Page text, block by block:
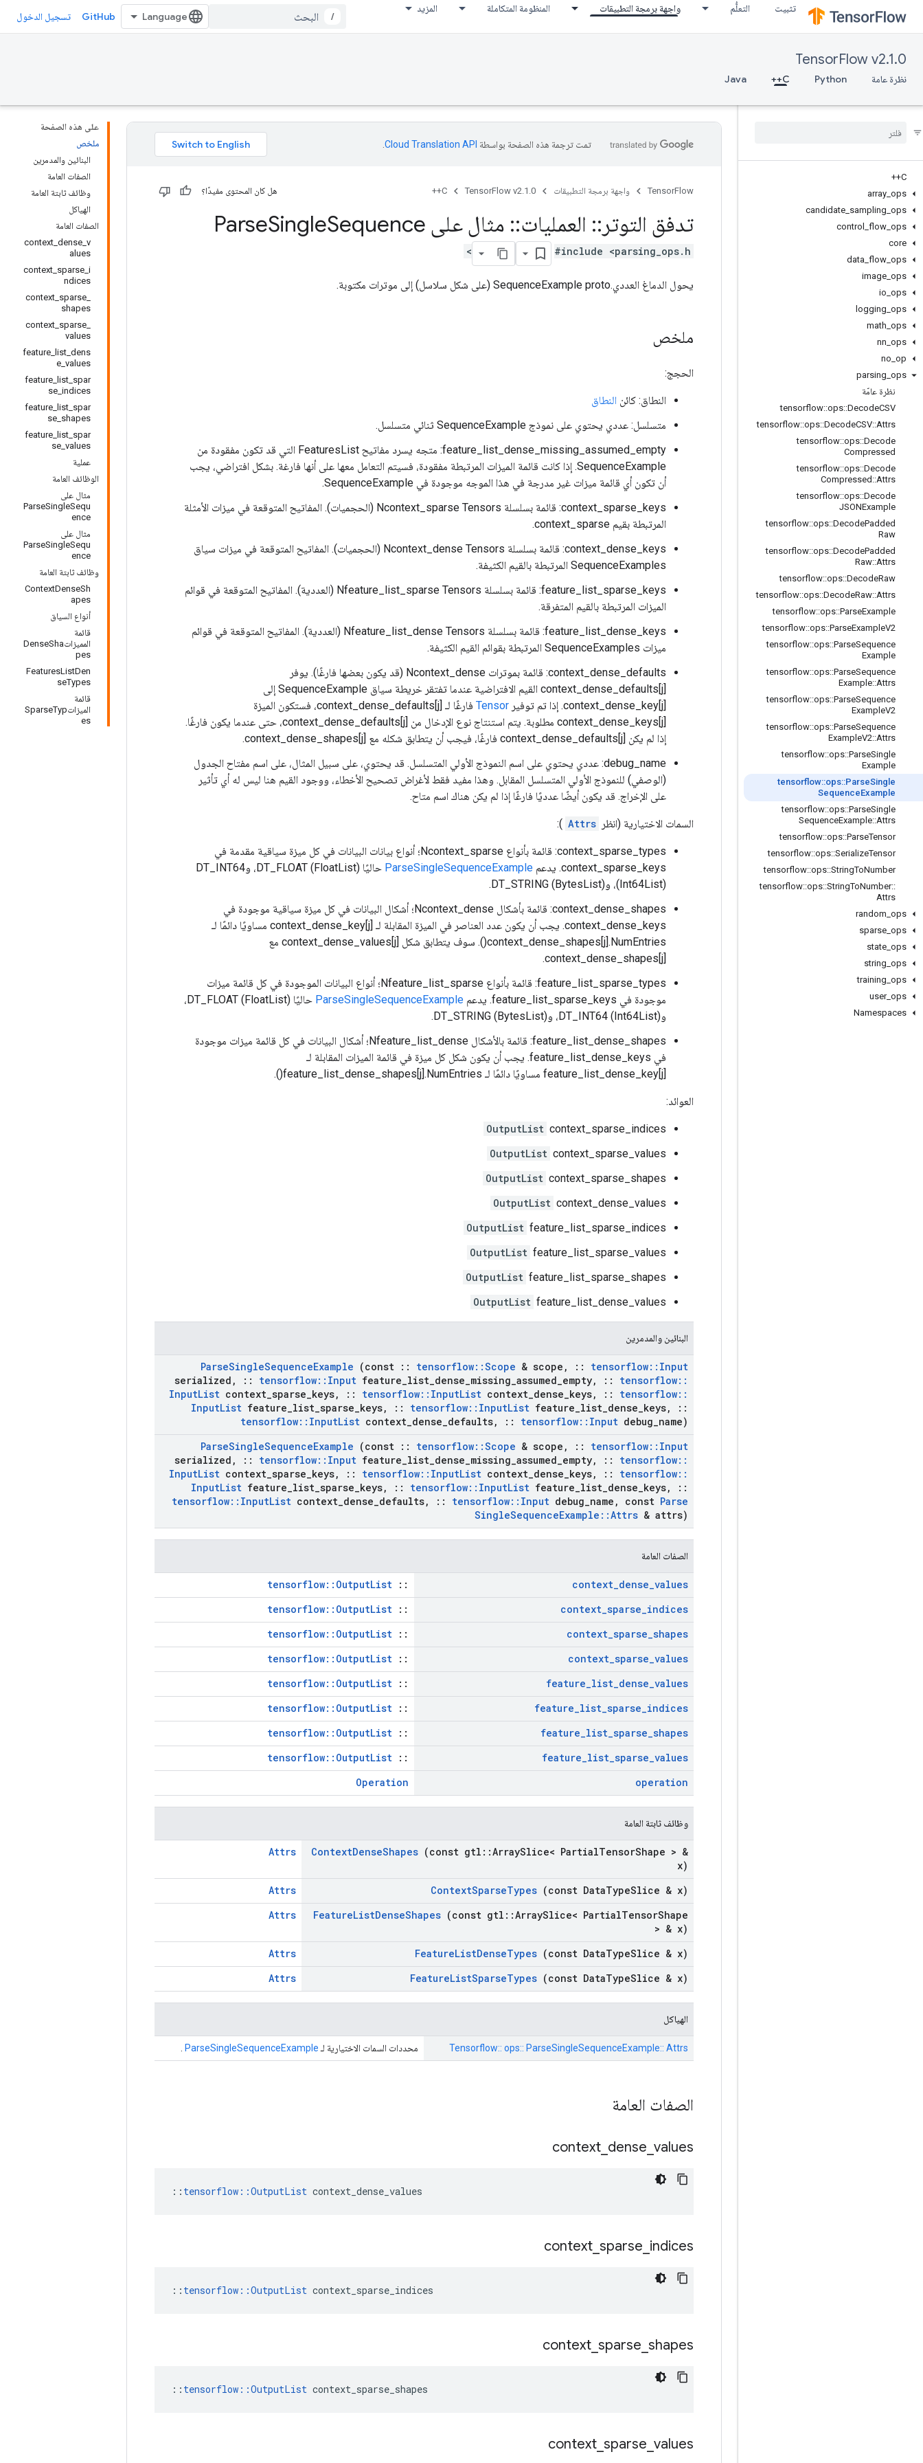
تثبيت التعلُّم واجهة برمجة التطبيقات المنظومة المتكاملة المزيد
/
GitHub تسجيل الدخول
TensorFlow v2.1.0
نظرة عامة Python
C++
Java
C++
array ops
candidate sampling ops
control
flow ops
core
data flow ops
image ops
io ops
logging ops
math ops
nn ops
no op
parsing ops
نظرة عامّة
tensorflow::ops::DecodeCSV
tensorflow::ops::DecodeCSV::Attrs
tensorflow::ops::Decode
Compressed
tensorflow::ops::Decode
Compressed ::Attrs
tensorflow::ops::Decode
JSONExample
tensorflow::ops::DecodePadded
Raw
tensorflow::ops::DecodePadded
Raw::Attrs
tensorflow::ops::DecodeRaw
tensorflow::ops::DecodeRaw::Attrs
tensorflow::ops::ParseExample
tensorflow::ops::ParseExampleV2
tensorflow::ops::ParseSequence
Example
tensorflow::ops::ParseSequence
Example::Attrs
tensorflow::ops::ParseSequence
ExampleV2
tensorflow::ops::ParseSequence
ExampleV2::Attrs
tensorflow::ops::ParseSingle
Example
tensorflow::ops::ParseSingle
SequenceExample
tensorflow::ops::ParseSingle
SequenceExample::Attrs
tensorflow::ops::ParseTensor
tensorflow::ops::SerializeTensor
tensorflow::ops::StringToNumber
tensorflow::ops::StringToNumber::
Attrs
random ops
sparse ops
state ops
string ops
training ops
user_ ops
Namespaces
على هذه الصفحة
ملخص
البنائين والمدمرين
الصفات العامة
وظائف ثابتة العامة
الهياكل
الصفات العامة
context_dense_v
alues
context_sparse_i
ndices
context_sparse_
shapes
context_sparse_
values
feature_list_dens
e_values
feature_list_spar
se_indices
feature_list_spar
se_shapes
feature_list_spar
se_values
عملية
الوظائف العامة
مثال على
ParseSingleSequ
ence
مثال على
ParseSingleSequ
ence
وظائف ثابتة العامة
ContextDenseSh
apes
أنواع السياق
قائمة
المميزاتDenseSha
pes
FeaturesListDen
seTypes
قائمة
الميزاتSparseTyp
es
تمت ترجمة هذه الصفحة بواسطة Cloud Translation API‏
TensorFlow واجهة برمجة التطبيقات TensorFlow v2.1.0
C++ هل كان المحتوى مفيدًا؟
تدفق التوتر :: العمليات:: مثال على Parse SingleSequence
#include <parsing_ops.h>
يحول الدماغ العددي.SequenceExample proto (على شكل سلاسل) إلى موترات مكتوبة.
ملخص
الحجج:
النطاق: كائن النطاق
متسلسل: عددي يحتوي على نموذج SequenceExample ثنائي متسلسل.
feature_list_dense_missing_assumed_empty: متجه يسرد مفاتيح FeaturesList التي قد تكون مفقودة من
SequenceExample. إذا كانت قائمة الميزات المرتبطة مفقودة، فسيتم التعامل معها على أنها فارغة. بشكل افتراضي، يجب
أن تكون أي قائمة ميزات غير مدرجة في هذا الموجه موجودة في SequenceExample.
context_sparse_keys: قائمة بسلسلة Ncontext_sparse Tensors (الحجميات). المفاتيح المتوقعة في ميزات الأمثلة
المرتبطة بقيم context_sparse.
context_dense_keys: قائمة بسلسلة Ncontext_dense Tensors (الحجميات). المفاتيح المتوقعة في ميزات سياق
SequenceExamples المرتبطة بالقيم الكثيفة.
feature_list_sparse_keys: قائمة بسلسلة Nfeature_list_sparse Tensors (العددية). المفاتيح المتوقعة في قوائم
الميزات المرتبطة بالقيم المتفرقة.
feature_list_dense_keys: قائمة بسلسلة Nfeature_list_dense Tensors (العددية). المفاتيح المتوقعة في قوائم
ميزات SequenceExamples المرتبطة بقوائم القيم الكثيفة.
context_dense_defaults: قائمة بموترات Ncontext_dense (قد يكون بعضها فارغًا). يوفر
context_dense_defaults[j] القيم الافتراضية عندما تفتقر خريطة سياق SequenceExample إلى
context_dense_key[j]. إذا تم توفير
Tensor
فارغًا لـ context_dense_defaults[j]، فستكون الميزة
context_dense_keys[j] مطلوبة. يتم استنتاج نوع الإدخال من context_dense_defaults[j]، حتى عندما يكون فارغًا.
إذا لم يكن context_dense_defaults[j] فارغًا، فيجب أن يتطابق شكله مع context_dense_shapes[j].
debug_name: عددي يحتوي على اسم النموذج الأولي المتسلسل. قد يحتوي، على سبيل المثال، على اسم مفتاح الجدول
(الوصفي) للنموذج الأولي المتسلسل المقابل. وهذا مفيد فقط لأغراض تصحيح الأخطاء، ووجود القيم هنا ليس له أي تأثير
على الإخراج. قد يكون أيضًا عدديًا فارغًا إذا لم يكن هناك اسم متاح.
السمات الاختيارية (انظر Attrs
):
context_sparse_types: قائمة بأنواع Ncontext_sparse؛ أنواع بيانات البيانات في كل ميزة سياقية مقدمة في
context_sparse_keys. يدعم
ParseSingleSequenceExample
حاليًا DT_FLOAT (FloatList)، وDT_INT64
(Int64List)، وDT_STRING (BytesList).
context_dense_shapes: قائمة بأشكال Ncontext_dense؛ أشكال البيانات في كل ميزة سياقية موجودة في
context_dense_keys. يجب أن يكون عدد العناصر في الميزة المقابلة لـ context_dense_key[j] مساويًا دائمًا لـ
context_dense_shapes[j].NumEntries(). سوف يتطابق شكل context_dense_values[j] مع
context_dense_shapes[j].
feature_list_sparse_types: قائمة بأنواع Nfeature_list_sparse؛ أنواع البيانات الموجودة في كل قائمة ميزات
موجودة في feature_list_sparse_keys. يدعم
ParseSingleSequenceExample
حاليًا DT_FLOAT (FloatList)،
وDT_INT64 (Int64List)، وDT_STRING (BytesList).
feature_list_dense_shapes: قائمة بالأشكال Nfeature_list_dense؛ أشكال البيانات في كل قائمة ميزات موجودة
في feature_list_dense_keys. يجب أن يكون شكل كل ميزة في قائمة الميزات المقابلة لـ
feature_list_dense_key[j] مساويًا دائمًا لـ feature_list_dense_shapes[j].NumEntries().
العوائد:
OutputList context_sparse_indices
OutputList context_sparse_values
OutputList context_sparse_shapes
OutputList context_dense_values
OutputList feature_list_sparse_indices
OutputList feature_list_sparse_values
OutputList feature_list_sparse_shapes
OutputList feature_list_dense_values
البنائين والمدمرين
ParseSingleSequenceExample (const :: tensorflow::Scope & scope , :: tensorflow:: Input
serialized , :: tensorflow:: Input feature list dense missing assumed empty, :: tensorflow::
InputList context sparse keys, :: tensorflow:: InputList context dense keys, :: tensorflow::
InputList feature list sparse keys, :: tensorflow:: InputList feature list dense keys,
::
tensorflow:: InputList context dense defaults, :: tensorflow:: Input debug name)
ParseSingleSequenceExample (const :: tensorflow::Scope & scope , :: tensorflow:: Input
serialized , :: tensorflow:: Input feature list dense missing assumed empty, :: tensorflow::
InputList context sparse keys, :: tensorflow:: InputList context dense keys, :: tensorflow::
InputList feature list sparse keys, :: tensorflow:: InputList feature list dense keys,
::
tensorflow:: InputList context dense defaults, :: tensorflow:: Input debug name , const Parse
SingleSequenceExample ::Attrs & attrs)
الصفات العامة
context_dense_values
::
tensorflow::OutputList
context_sparse_indices
::
tensorflow::OutputList
context_sparse_shapes
::
tensorflow::OutputList
context_sparse_values
::
tensorflow::OutputList
feature_list_dense_values
::
tensorflow::OutputList
feature_list_sparse_indices
::
tensorflow::OutputList
feature_list_sparse_shapes
::
tensorflow::OutputList
feature_list_sparse_values
::
tensorflow::OutputList
operation
Operation
وظائف ثابتة العامة
ContextDenseShapes (const gtl ::ArraySlice< PartialTensorShape > &
x)
Attrs
ContextSparseTypes (const DataTypeSlice & x)
Attrs
FeatureListDenseShapes (const gtl ::ArraySlice< PartialTensorShape
> & x)
Attrs
FeatureListDenseTypes (const DataTypeSlice & x)
Attrs
FeatureListSparseTypes (const DataTypeSlice & x)
Attrs
الهياكل
Tensorflow:: ops:: ParseSingleSequenceExample:: Attrs محددات السمات الاختيارية لـ ParseSingleSequenceExample
الصفات العامة
context dense values
:: tensorflow::OutputList context_dense_values
context sparse indices
:: tensorflow::OutputList context_sparse_indices
context sparse shapes
:: tensorflow::OutputList context_sparse_shapes
context sparse values